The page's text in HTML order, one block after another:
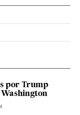
Facebook
por Trump